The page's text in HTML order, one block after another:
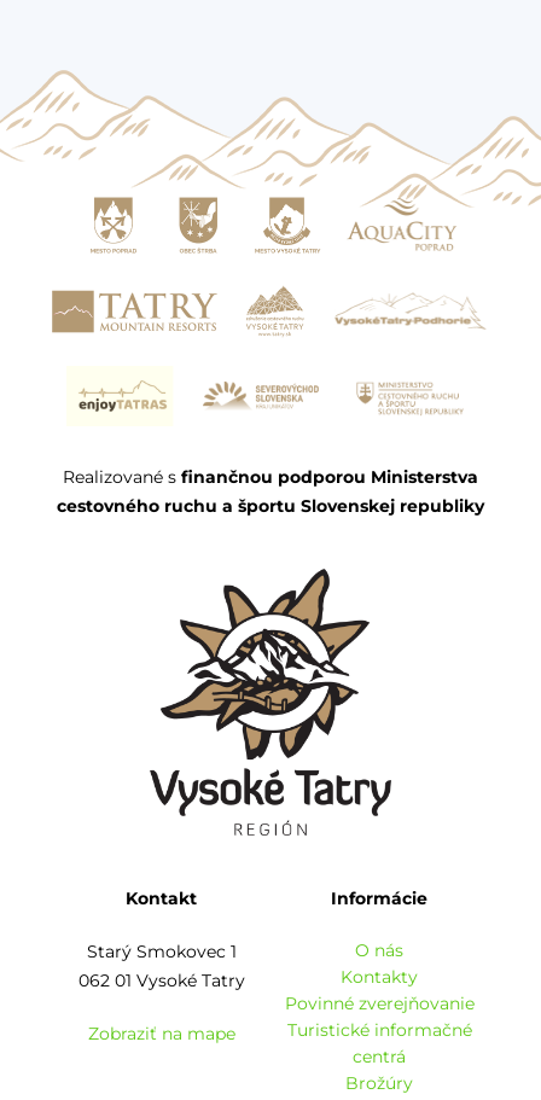
Realizované s finančnou podporou Ministerstva
cestovného ruchu a športu Slovenskej republiky
Kontakt
Starý Smokovec 1
062 01 Vysoké Tatry
Zobraziť na mape
Informácie
O nás
Kontakty
Povinné zverejňovanie
Turistické informačné
centrá
Brožúry